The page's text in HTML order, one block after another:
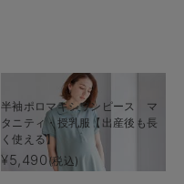
半袖ポロマキシワンピース マ
タニティ・授乳服【出産後も長
く使える】
¥5,490(税込)